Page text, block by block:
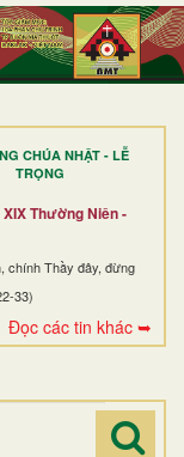
CHÚA NHẬT - LỄ
TRỌNG
Thường Niên -
chính Thầy đây, đừng
33)
Đọc các tin khác ➥